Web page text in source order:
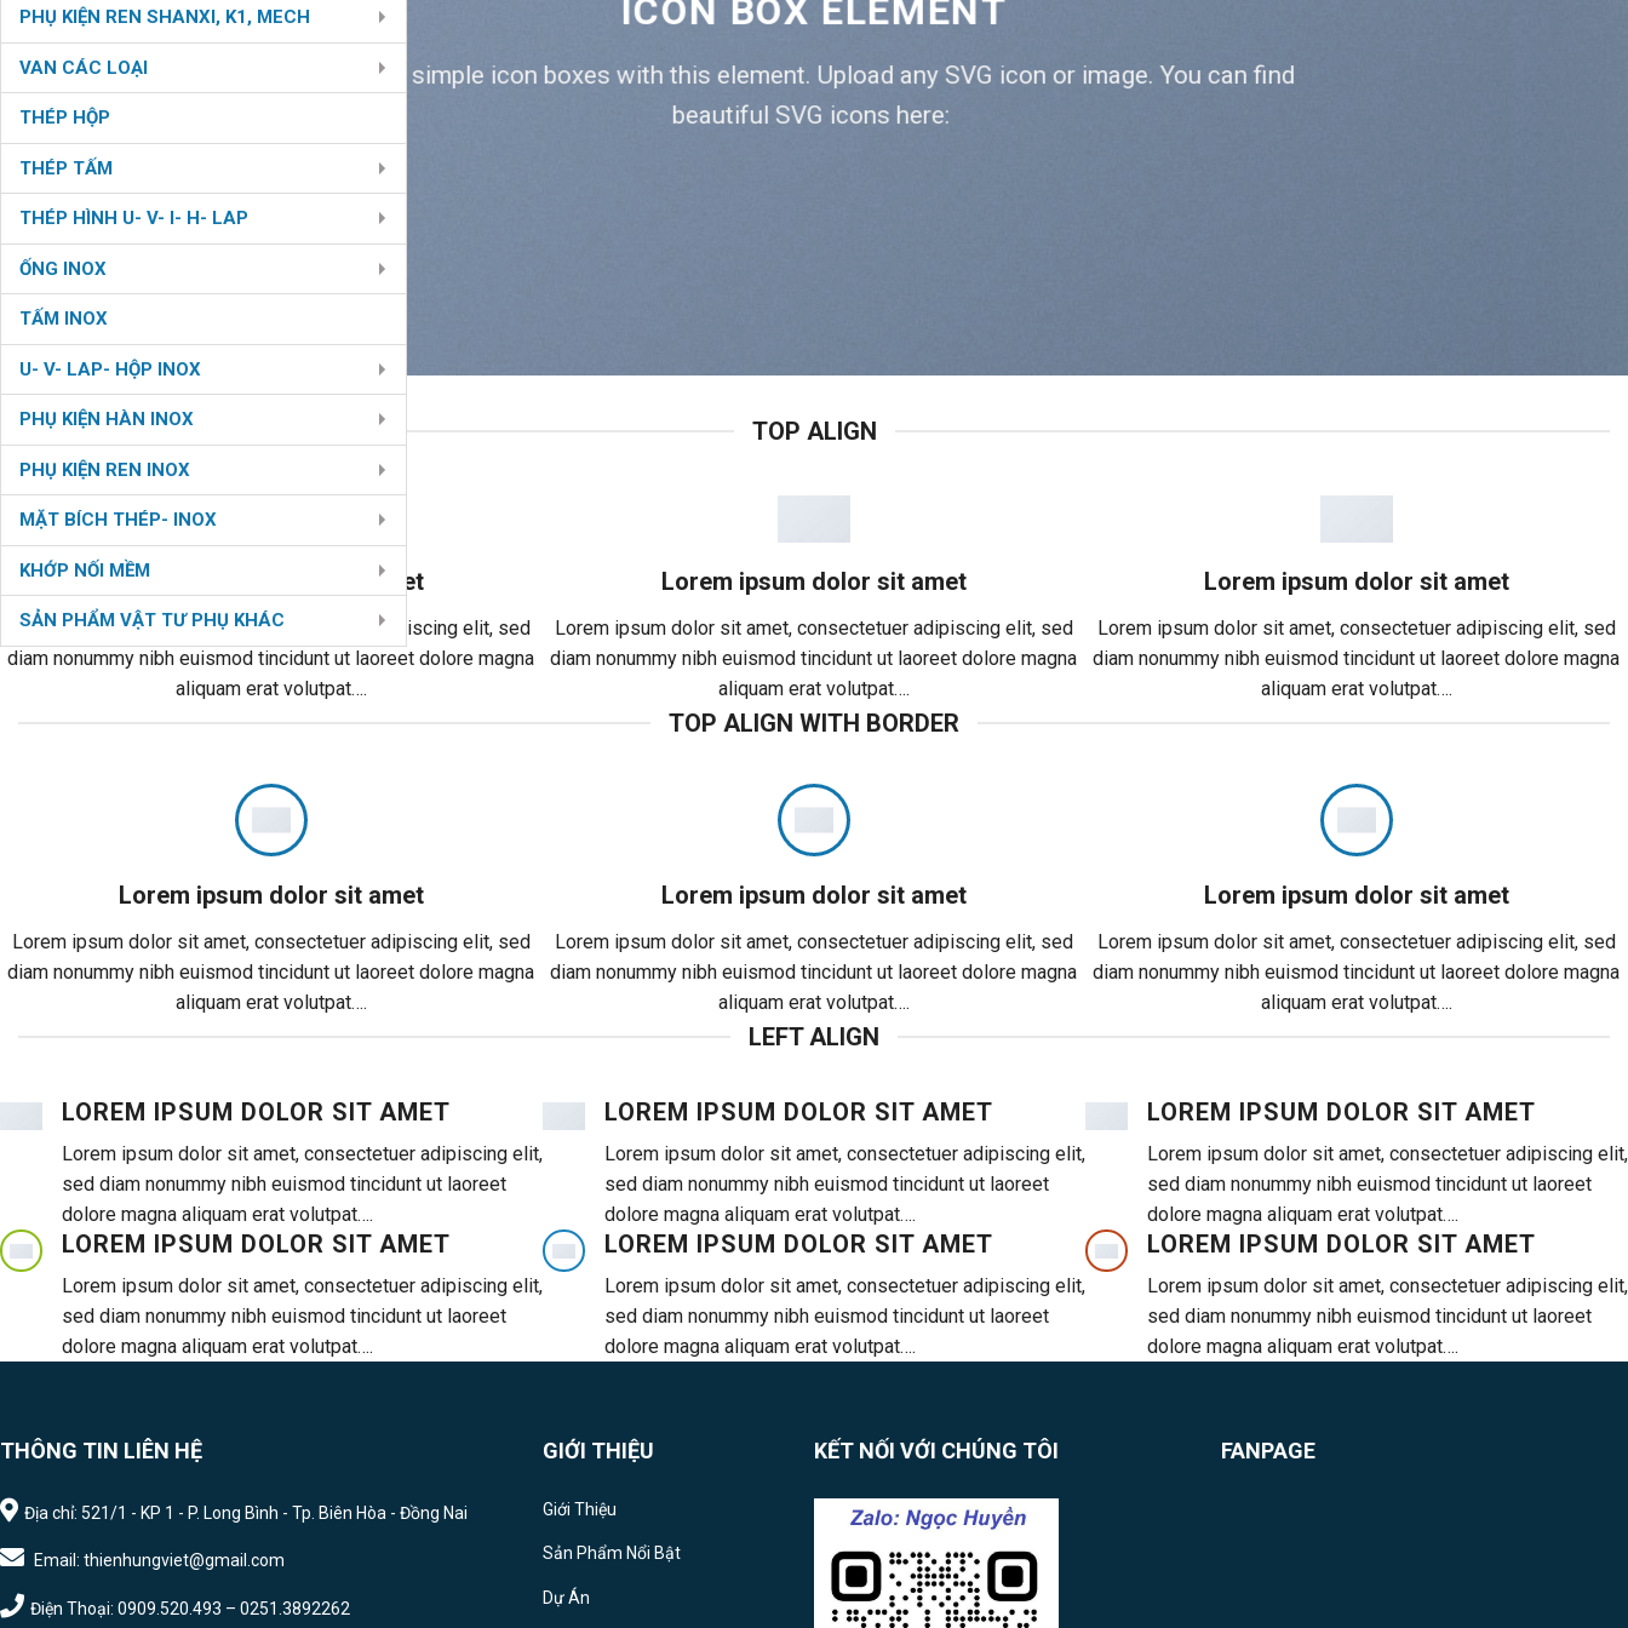
PHỤ KIỆN REN SHANXI, K1, MECH
VAN CÁC LOẠI
THÉP HỘP
THÉP TẤM
THÉP HÌNH U- V- I- H- LAP
ỐNG INOX
TẤM INOX
U- V- LAP- HỘP INOX
PHỤ KIỆN HÀN INOX
PHỤ KIỆN REN INOX
MẶT BÍCH THÉP- INOX
KHỚP NỐI MỀM
SẢN PHẨM VẬT TƯ PHỤ KHÁC
ICON BOX ELEMENT
Create simple icon boxes with this element. Upload any SVG icon or image. You can find
beautiful SVG icons here:
TOP ALIGN
Lorem ipsum dolor sit amet
Lorem ipsum dolor sit amet, consectetuer adipiscing elit, sed
diam nonummy nibh euismod tincidunt ut laoreet dolore magna
aliquam erat volutpat….
Lorem ipsum dolor sit amet
Lorem ipsum dolor sit amet, consectetuer adipiscing elit, sed
diam nonummy nibh euismod tincidunt ut laoreet dolore magna
aliquam erat volutpat….
Lorem ipsum dolor sit amet
Lorem ipsum dolor sit amet, consectetuer adipiscing elit, sed
diam nonummy nibh euismod tincidunt ut laoreet dolore magna
aliquam erat volutpat….
TOP ALIGN WITH BORDER
Lorem ipsum dolor sit amet
Lorem ipsum dolor sit amet, consectetuer adipiscing elit, sed
diam nonummy nibh euismod tincidunt ut laoreet dolore magna
aliquam erat volutpat….
Lorem ipsum dolor sit amet
Lorem ipsum dolor sit amet, consectetuer adipiscing elit, sed
diam nonummy nibh euismod tincidunt ut laoreet dolore magna
aliquam erat volutpat….
Lorem ipsum dolor sit amet
Lorem ipsum dolor sit amet, consectetuer adipiscing elit, sed
diam nonummy nibh euismod tincidunt ut laoreet dolore magna
aliquam erat volutpat….
LEFT ALIGN
LOREM IPSUM DOLOR SIT AMET
Lorem ipsum dolor sit amet, consectetuer adipiscing elit,
sed diam nonummy nibh euismod tincidunt ut laoreet
dolore magna aliquam erat volutpat….
LOREM IPSUM DOLOR SIT AMET
Lorem ipsum dolor sit amet, consectetuer adipiscing elit,
sed diam nonummy nibh euismod tincidunt ut laoreet
dolore magna aliquam erat volutpat….
LOREM IPSUM DOLOR SIT AMET
Lorem ipsum dolor sit amet, consectetuer adipiscing elit,
sed diam nonummy nibh euismod tincidunt ut laoreet
dolore magna aliquam erat volutpat….
LOREM IPSUM DOLOR SIT AMET
Lorem ipsum dolor sit amet, consectetuer adipiscing elit,
sed diam nonummy nibh euismod tincidunt ut laoreet
dolore magna aliquam erat volutpat….
LOREM IPSUM DOLOR SIT AMET
Lorem ipsum dolor sit amet, consectetuer adipiscing elit,
sed diam nonummy nibh euismod tincidunt ut laoreet
dolore magna aliquam erat volutpat….
LOREM IPSUM DOLOR SIT AMET
Lorem ipsum dolor sit amet, consectetuer adipiscing elit,
sed diam nonummy nibh euismod tincidunt ut laoreet
dolore magna aliquam erat volutpat….
THÔNG TIN LIÊN HỆ
Địa chỉ: 521/1 - KP 1 - P. Long Bình - Tp. Biên Hòa - Đồng Nai
Email: thienhungviet@gmail.com
Điện Thoại: 0909.520.493 – 0251.3892262
GIỚI THIỆU
Giới Thiệu
Sản Phẩm Nổi Bật
Dự Án
KẾT NỐI VỚI CHÚNG TÔI FANPAGE